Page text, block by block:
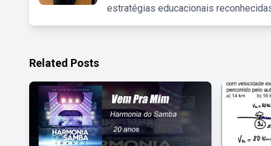
estratégias educacionais
Related Posts